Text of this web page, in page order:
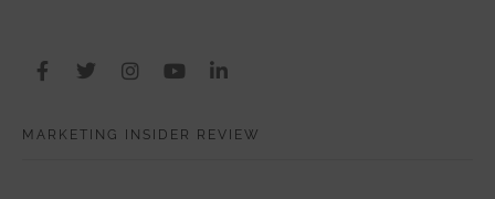
MARKETING INSIDER REVIEW